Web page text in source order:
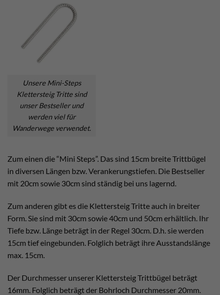
Unsere Mini-Steps
Klettersteig Tritte sind
unser Bestseller und
werden viel für
Wanderwege verwendet.
Zum einen die “Mini Steps”. Das sind 15cm breite Trittbügel
in diversen Längen bzw. Verankerungstiefen. Die Bestseller
mit 20cm sowie 30cm sind ständig bei uns lagernd.
Zum anderen gibt es die Klettersteig Tritte auch in breiter
Form. Sie sind mit 30cm sowie 40cm und 50cm erhältlich. Ihr
Tiefe bzw. Länge beträgt in der Regel 30cm. D.h. sie werden
15cm tief eingebunden. Folglich beträgt ihre Ausstandslänge
max. 15cm.
Der Durchmesser unserer Klettersteig Trittbügel beträgt
16mm. Folglich beträgt der Bohrloch Durchmesser 20mm.